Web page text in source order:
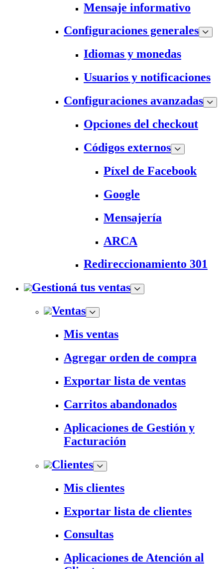
Mensaje informativo
Configuraciones generales
Idiomas y monedas
Usuarios y notificaciones
Configuraciones avanzadas
Opciones del checkout
Códigos externos
Píxel de Facebook
Google
Mensajería
ARCA
Redireccionamiento 301
Gestioná tus ventas
Ventas
Mis ventas
Agregar orden de compra
Exportar lista de ventas
Carritos abandonados
Aplicaciones de Gestión y
Facturación
Clientes
Mis clientes
Exportar lista de clientes
Consultas
Aplicaciones de Atención al